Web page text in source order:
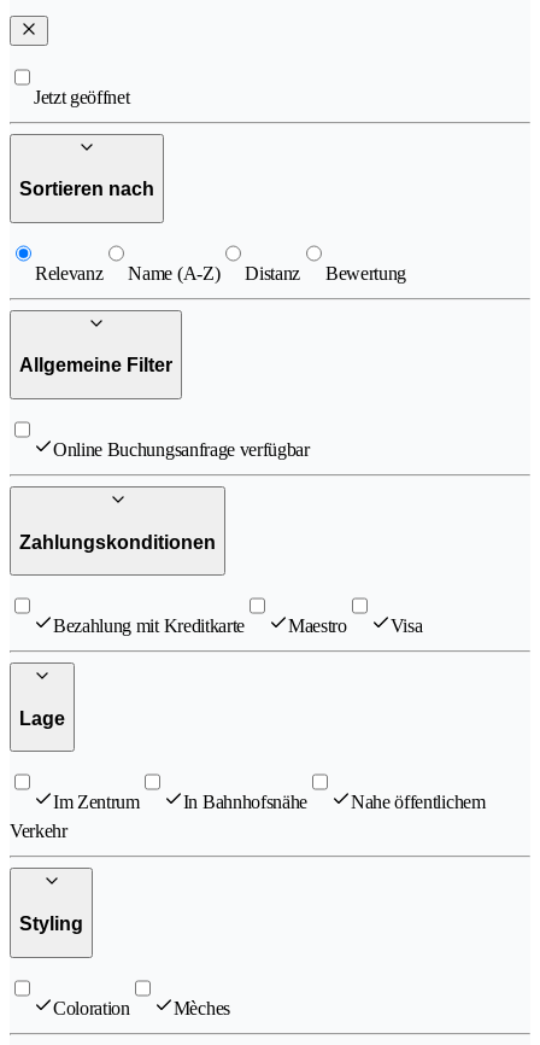
Jetzt geöffnet
Sortieren nach
Relevanz Name (A-Z) Distanz Bewertung
Allgemeine Filter
Online Buchungsanfrage verfügbar
Zahlungskonditionen
Bezahlung mit Kreditkarte Maestro Visa
Lage
Im Zentrum In Bahnhofsnähe
Nahe öffentlichem
Verkehr
Styling
Coloration Mèches